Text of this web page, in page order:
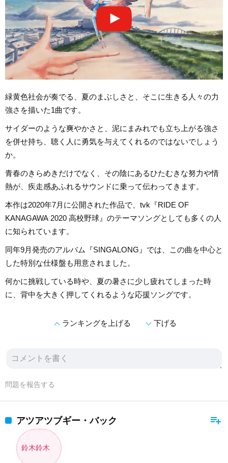
緑黄色社会が奏でる、夏のまぶしさと、そこに生きる人々の力
強さを描いた1曲です。
サイダーのような爽やかさと、泥にまみれでも立ち上がる強さ
を併せ持ち、聴く人に勇気を与えてくれるのではないでしょう
か。
青春のきらめきだけでなく、その陰にあるひたむきな努力や情
熱が、疾走感あふれるサウンドに乗って伝わってきます。
本作は2020年7月に公開された作品で、tvk『RIDE OF
KANAGAWA 2020 高校野球』のテーマソングとしても多くの人
に知られています。
同年9月発売のアルバム『SINGALONG』では、この曲を中心と
した特別な仕様盤も用意されました。
何かに挑戦している時や、夏の暑さに少し疲れてしまった時
に、背中を大きく押してくれるような応援ソングです。
expand_lessランキングを上げる expand_more下げる
問題を報告する
playlist_add
アツアツブギー・バック
鈴木鈴木